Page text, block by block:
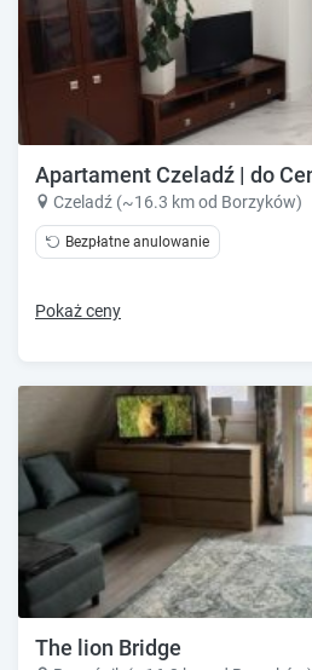
Apartament Czeladź | do
Czeladź (~16.3 km od Borzyków)
Bezpłatne anulowanie
Pokaż ceny
The lion Bridge